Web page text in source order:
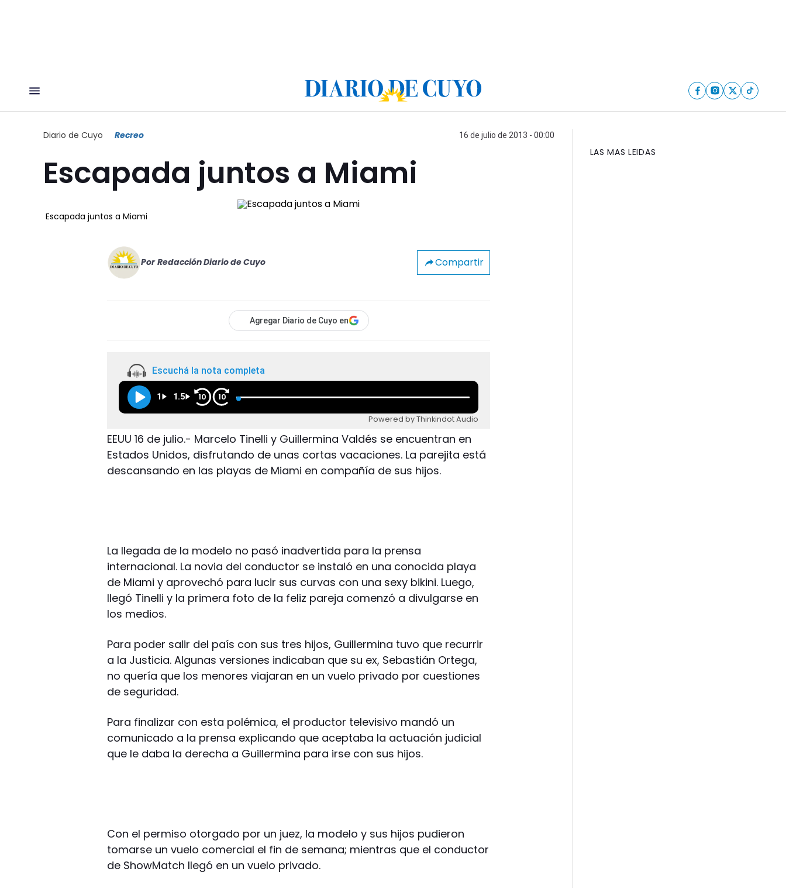
Diario de Cuyo Recreo 16 de julio de 2013 - 00:00
Escapada juntos a Miami
Escapada juntos a Miami
Por Redacción Diario de Cuyo Compartir
Agregar Diario de Cuyo en
Escuchá la nota completa
1 1.5 10 10
Powered by Thinkindot Audio
EEUU 16 de julio.- Marcelo Tinelli y Guillermina Valdés se encuentran en
Estados Unidos, disfrutando de unas cortas vacaciones. La parejita está
descansando en las playas de Miami en compañía de sus hijos.
La llegada de la modelo no pasó inadvertida para la prensa
internacional. La novia del conductor se instaló en una conocida playa
de Miami y aprovechó para lucir sus curvas con una sexy bikini. Luego,
llegó Tinelli y la primera foto de la feliz pareja comenzó a divulgarse en
los medios.
Para poder salir del país con sus tres hijos, Guillermina tuvo que recurrir
a la Justicia. Algunas versiones indicaban que su ex, Sebastián Ortega,
no quería que los menores viajaran en un vuelo privado por cuestiones
de seguridad.
Para finalizar con esta polémica, el productor televisivo mandó un
comunicado a la prensa explicando que aceptaba la actuación judicial
que le daba la derecha a Guillermina para irse con sus hijos.
Con el permiso otorgado por un juez, la modelo y sus hijos pudieron
tomarse un vuelo comercial el fin de semana; mientras que el conductor
de ShowMatch llegó en un vuelo privado.
LAS MAS LEIDAS